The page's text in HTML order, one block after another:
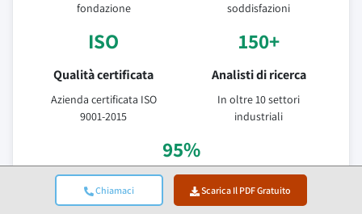
Chiamaci Scarica Il PDF Gratuito
fondazione
soddisfazioni
ISO
Qualità certificata
Azienda certificata ISO
9001-2015
150+
Analisti di ricerca
In oltre 10 settori
industriali
95%
Fidelizzazione clienti
Valore della relazione